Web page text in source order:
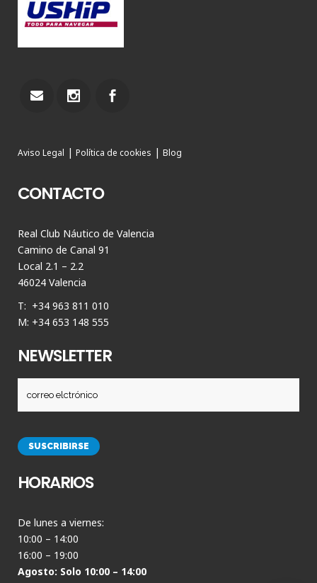
Aviso Legal | Política de cookies | Blog
CONTACTO
Real Club Náutico de Valencia
Camino de Canal 91
Local 2.1 – 2.2
46024 Valencia
T: +34 963 811 010
M: +34 653 148 555
NEWSLETTER
HORARIOS
De lunes a viernes:
10:00 – 14:00
16:00 – 19:00
Agosto: Solo 10:00 – 14:00